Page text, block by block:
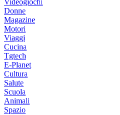
Videogiochi
Donne
Magazine
Motori
Viaggi
Cucina
Tgtech
E-Planet
Cultura
Salute
Scuola
Animali
Spazio